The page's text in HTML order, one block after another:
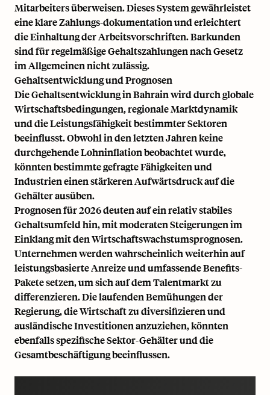
Mitarbeiters überweisen. Dieses System gewährleistet
eine klare Zahlungs-dokumentation und erleichtert
die Einhaltung der Arbeitsvorschriften. Barkunden
sind für regelmäßige Gehaltszahlungen nach Gesetz
im Allgemeinen nicht zulässig.
Gehaltsentwicklung und Prognosen
Die Gehaltsentwicklung in Bahrain wird durch globale
Wirtschaftsbedingungen, regionale Marktdynamik
und die Leistungsfähigkeit bestimmter Sektoren
beeinflusst. Obwohl in den letzten Jahren keine
durchgehende Lohninflation beobachtet wurde,
könnten bestimmte gefragte Fähigkeiten und
Industrien einen stärkeren Aufwärtsdruck auf die
Gehälter ausüben.
Prognosen für 2026 deuten auf ein relativ stabiles
Gehaltsumfeld hin, mit moderaten Steigerungen im
Einklang mit den Wirtschaftswachstumsprognosen.
Unternehmen werden wahrscheinlich weiterhin auf
leistungsbasierte Anreize und umfassende Benefits-
Pakete setzen, um sich auf dem Talentmarkt zu
differenzieren. Die laufenden Bemühungen der
Regierung, die Wirtschaft zu diversifizieren und
ausländische Investitionen anzuziehen, könnten
ebenfalls spezifische Sektor-Gehälter und die
Gesamtbeschäftigung beeinflussen.